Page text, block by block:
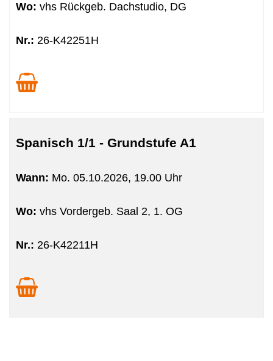
Wo: vhs Rückgeb. Dachstudio, DG
Nr.: 26-K42251H
Spanisch 1/1 - Grundstufe A1
Wann: Mo. 05.10.2026, 19.00 Uhr
Wo: vhs Vordergeb. Saal 2, 1. OG
Nr.: 26-K42211H